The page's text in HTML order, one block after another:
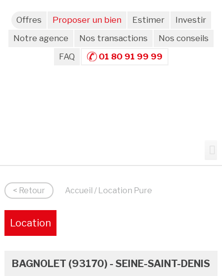
Offres Proposer un bien Estimer
Investir
Notre agence
Nos transactions
Nos conseils
FAQ
01 80 91 99 99
< Retour Accueil / Location Pure
Location
BAGNOLET (93170) - SEINE-SAINT-DENIS